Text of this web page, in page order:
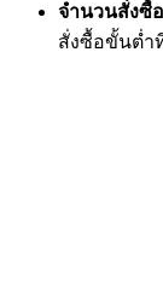
จำนวนสั่งซื้
สั่งซื้อขั้นต่ำ